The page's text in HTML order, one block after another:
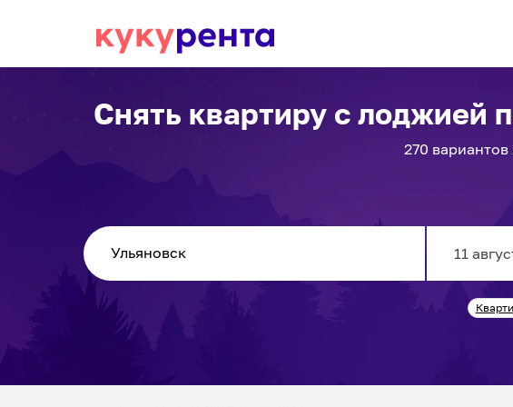
Снять квартиру с лоджией
270 вариантов
forward